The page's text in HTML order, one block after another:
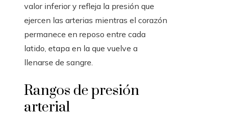
valor inferior y refleja la presión que
ejercen las arterias mientras el corazón
permanece en reposo entre cada
latido, etapa en la que vuelve a
llenarse de sangre.
Rangos de presión
arterial